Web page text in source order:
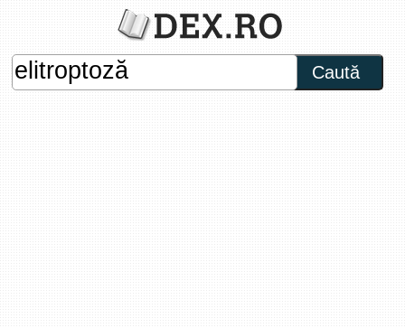
Caută